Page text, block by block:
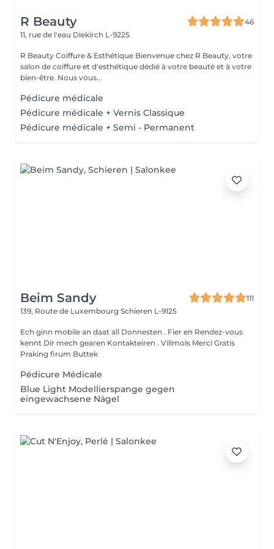
R Beauty
46
11, rue de l'eau Diekirch L-9225
R Beauty Coiffure & Esthétique Bienvenue chez R Beauty, votre
salon de coiffure et d'esthétique dédié à votre beauté et à votre
bien-être. Nous vous...
Pédicure médicale
Pédicure médicale + Vernis Classique
Pédicure médicale + Semi - Permanent
Beim Sandy
111
139, Route de Luxembourg Schieren L-9125
Ech ginn mobile an daat all Donnesten . Fier en Rendez-vous
kennt Dir mech gearen Kontakteiren . Villmols Merci Gratis
Praking firum Buttek
Pédicure Médicale
Blue Light Modellierspange gegen
eingewachsene Nägel